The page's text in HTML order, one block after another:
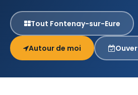
Tout Fontenay-sur-Eure
Autour de moi